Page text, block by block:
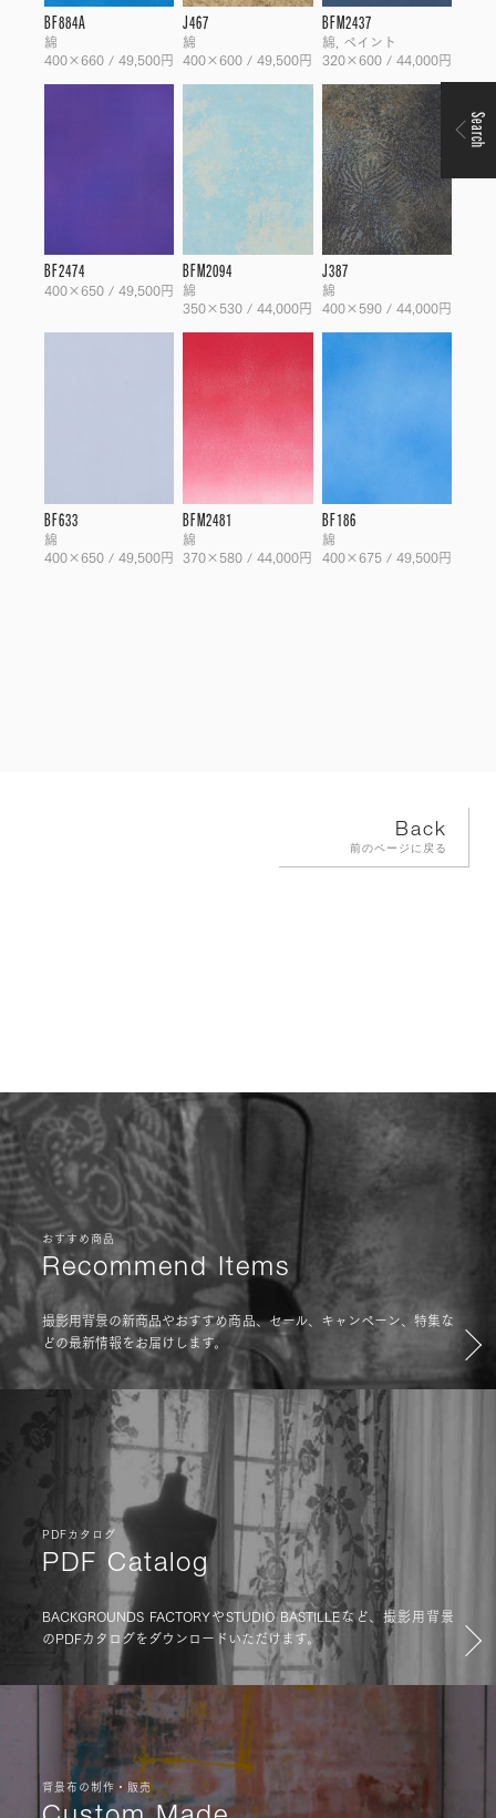
BF884A
綿
400×660 / 49,500円
J467
綿
400×600 / 49,500円
BFM2437
綿, ペイント
320×600 / 44,000円
BF2474
400×650 / 49,500円
BFM2094
綿
350×530 / 44,000円
J387
綿
400×590 / 44,000円
BF633
綿
400×650 / 49,500円
BFM2481
綿
370×580 / 44,000円
BF186
綿
400×675 / 49,500円
Back
前のページに戻る
Search
おすすめ商品
Recommend Items
撮影用背景の新商品やおすすめ商品、セール、キャンペーン、特集な
どの最新情報をお届けします。
PDFカタログ
PDF Catalog
BACKGROUNDS FACTORYやSTUDIO BASTILLEなど、撮影用背景
のPDFカタログをダウンロードいただけます。
背景布の制作・販売